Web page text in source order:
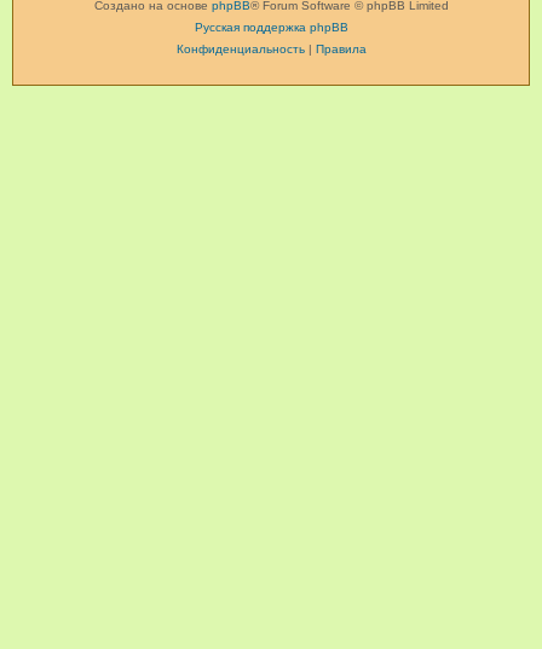
Создано на основе phpBB® Forum Software © phpBB Limited
Русская поддержка phpBB
Конфиденциальность| Правила